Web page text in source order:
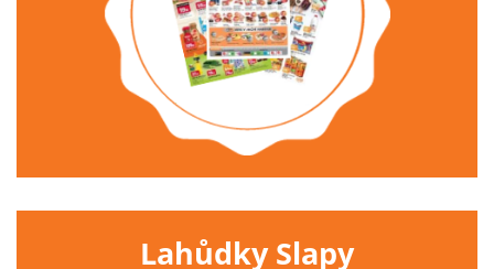
Lahůdky Slapy